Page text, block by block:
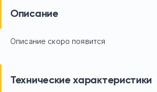
Описание
Описание скоро появится
Технические характеристики